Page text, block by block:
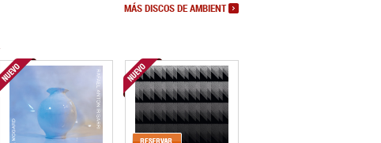
MÁS DISCOS DE AMBIENT